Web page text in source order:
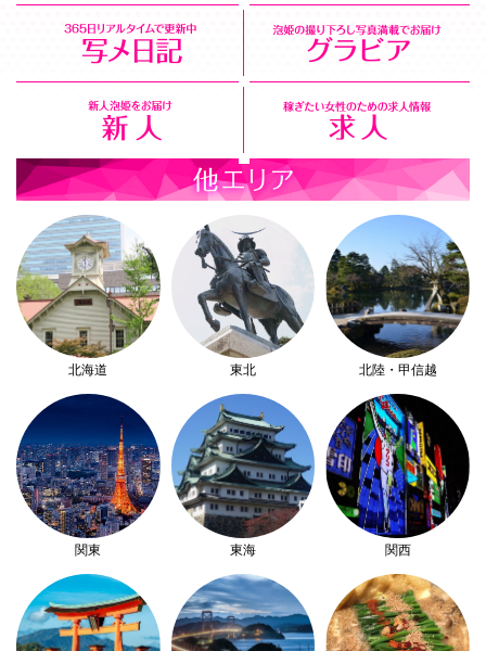
北海道 東北 北陸・甲信越
関東 東海 関西